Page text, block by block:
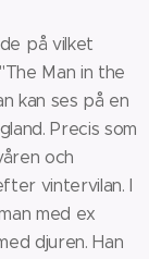
på vilket
Man in the
kan ses på en
Precis som
och
vintervilan. I
med ex
djuren. Han